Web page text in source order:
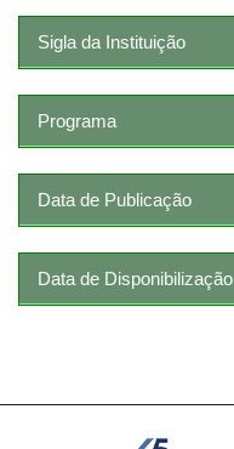
Sigla da Instituição
Programa
Data de Publicação
Data de Disponibilização